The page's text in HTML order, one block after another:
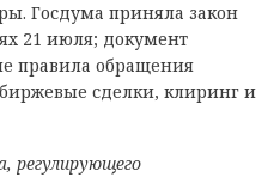
Госдума приняла закон
21 июля; документ
правила обращения
сделки, клиринг и
регулирующего